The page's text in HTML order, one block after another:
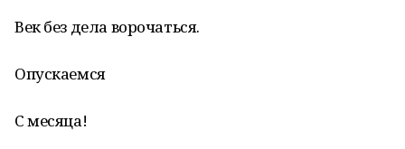
Век без дела ворочаться.
Опускаемся
С месяца!